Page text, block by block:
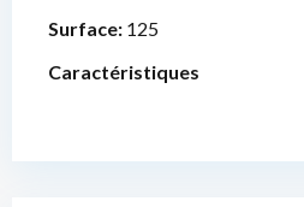
Surface: 125
Caractéristiques